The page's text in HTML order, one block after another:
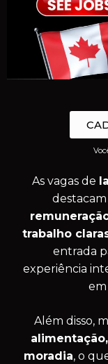
As vagas de
trabalho
entrada
experiência
Além disso,
moradia, o